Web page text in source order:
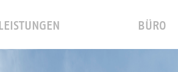
LEISTUNGEN BÜRO